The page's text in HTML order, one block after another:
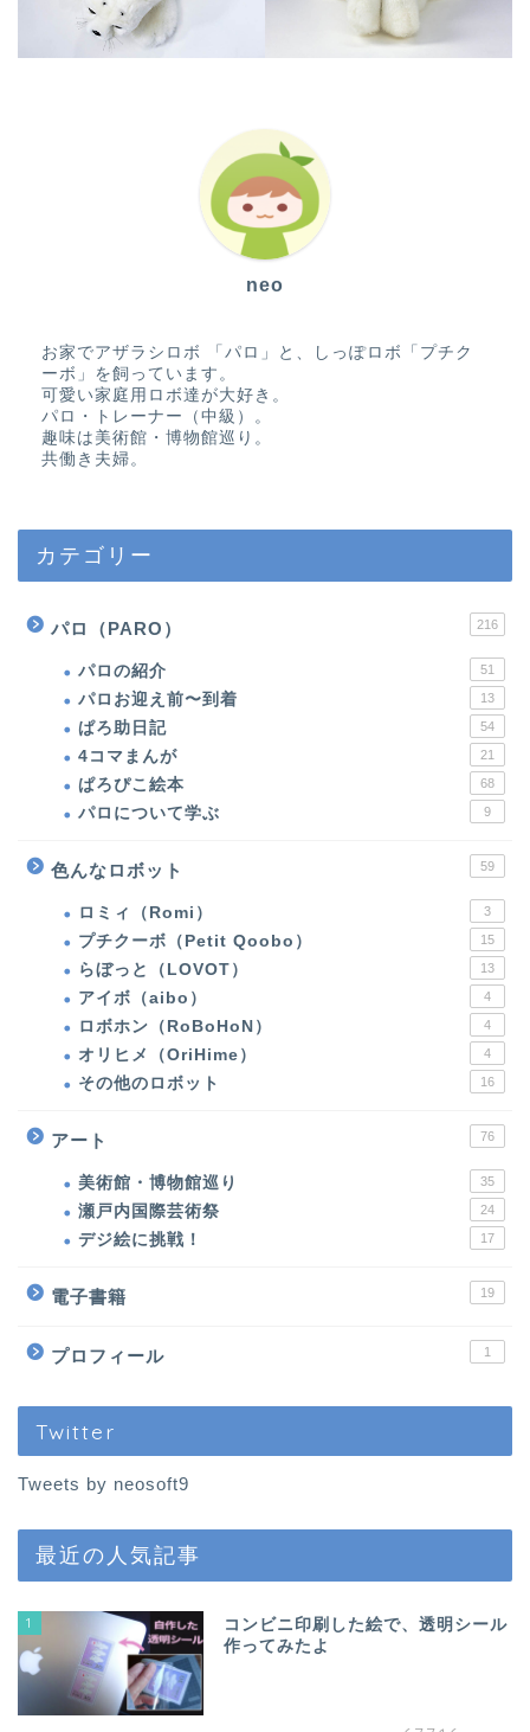
neo
お家でアザラシロボ 「パロ」と、しっぽロボ「プチク
ーボ」を飼っています。
可愛い家庭用ロボ達が大好き。
パロ・トレーナー（中級）。
趣味は美術館・博物館巡り。
共働き夫婦。
カテゴリー
パロ（PARO） 216
パロの紹介 51
パロお迎え前〜到着 13
ぱろ助日記 54
4コマまんが 21
ぱろぴこ絵本 68
パロについて学ぶ 9
色んなロボット 59
ロミィ（Romi） 3
プチクーボ（Petit Qoobo） 15
らぼっと（LOVOT） 13
アイボ（aibo） 4
ロボホン（RoBoHoN） 4
オリヒメ（OriHime） 4
その他のロボット 16
アート 76
美術館・博物館巡り 35
瀬戸内国際芸術祭 24
デジ絵に挑戦！ 17
電子書籍 19
プロフィール 1
Twitter
Tweets by neosoft9
最近の人気記事
1
コンビニ印刷した絵で、透明シール
作ってみたよ
色んなロボット
アイボ（aibo）